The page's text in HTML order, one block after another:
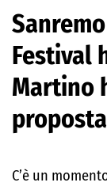
Festival
Martino
proposta
C’è un